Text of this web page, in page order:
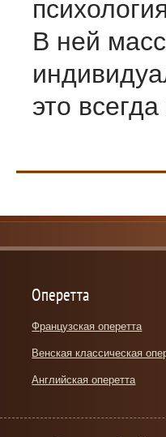
В ней
это
Оперетта
Французская оперетта
Венская классическая
Английская оперетта